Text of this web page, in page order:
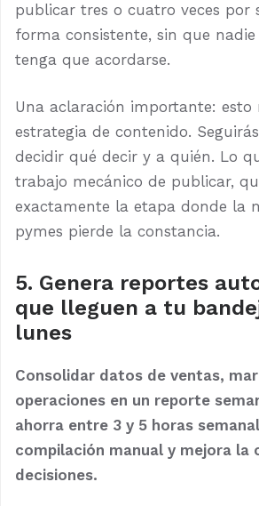
publicar tres o cuatro veces por
forma consistente, sin que
tenga que acordarse.
Una aclaración importante: esto
estrategia de contenido.
decidir qué decir y a quién. Lo
trabajo mecánico de publicar,
exactamente la etapa donde la
pymes pierde la constancia.
5. Genera reportes
que lleguen a tu
lunes
Consolidar datos de ventas,
operaciones en un reporte
ahorra entre 3 y 5 horas
compilación manual y mejora la
decisiones.